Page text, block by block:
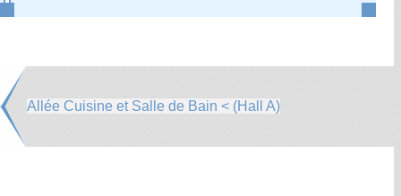
Allée Cuisine et Salle de Bain < (Hall A)